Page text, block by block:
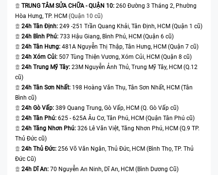
TRUNG TÂM SỬA CHỮA - QUẬN 10: 260 Đường 3 Tháng 2, Phường
Hòa Hưng, TP. HCM (Quận 10 cũ)
24h Tân Định: 249 -251 Trần Quang Khải, Tân Định, HCM (Quận 1 cũ)
24h Bình Phú: 733 Hậu Giang, Bình Phú, HCM (Quận 6 cũ)
24h Tân Hưng: 481A Nguyễn Thị Thập, Tân Hưng, HCM (Quận 7 cũ)
24h Xóm Củi: 507 Tùng Thiện Vương, Xóm Củi, HCM (Quận 8 cũ)
24h Trung Mỹ Tây: 23M Nguyễn Ảnh Thủ, Trung Mỹ Tây, HCM (Q.12
cũ)
24h Tân Sơn Nhất: 198 Hoàng Văn Thụ, Tân Sơn Nhất, HCM (Tân
Bình cũ)
24h Gò Vấp: 389 Quang Trung, Gò Vấp, HCM (Q. Gò Vấp cũ)
24h Tân Phú: 625 - 625A Âu Cơ, Tân Phú, HCM (Quận Tân Phú cũ)
24h Tăng Nhơn Phú: 326 Lê Văn Việt, Tăng Nhơn Phú, HCM (Q.9 TP.
Thủ Đức cũ)
24h Thủ Đức: 256 Võ Văn Ngân, Thủ Đức, HCM (Bình Thọ, TP. Thủ
Đức Cũ)
24h Dĩ An: 70 Nguyễn An Ninh, Dĩ An, HCM (Bình Dương Cũ)